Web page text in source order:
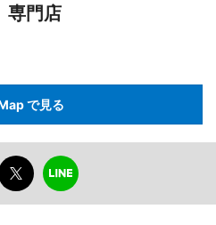
専門店
で見る